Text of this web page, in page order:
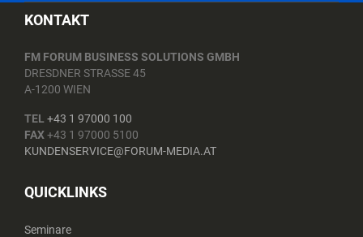
KONTAKT
FM FORUM BUSINESS SOLUTIONS GMBH
DRESDNER STRASSE 45
A-1200 WIEN
TEL +43 1 97000 100
FAX+43 1 97000 5100
KUNDENSERVICE@FORUM-MEDIA.AT
QUICKLINKS
Seminare